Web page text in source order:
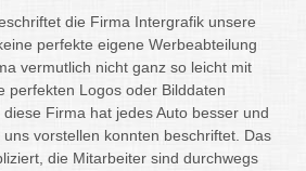
die Firma Intergrafik unsere
perfekte eigene Werbeabteilung
vermutlich nicht ganz so leicht mit
perfekten Logos oder Bilddaten
Firma hat jedes Auto besser und
vorstellen konnten beschriftet. Das
die Mitarbeiter sind durchwegs